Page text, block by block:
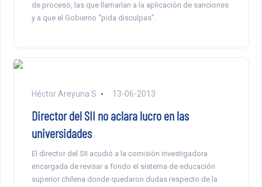
de proceso, las que llamarían a la aplicación de sanciones
y a que el Gobierno “pida disculpas”.
Héctor Areyuna S. 13-06-2013
Director del SII no aclara lucro en las
universidades
El director del SII acudió a la comisión investigadora
encargada de revisar a fondo el sistema de educación
superior chilena donde quedaron dudas respecto de la